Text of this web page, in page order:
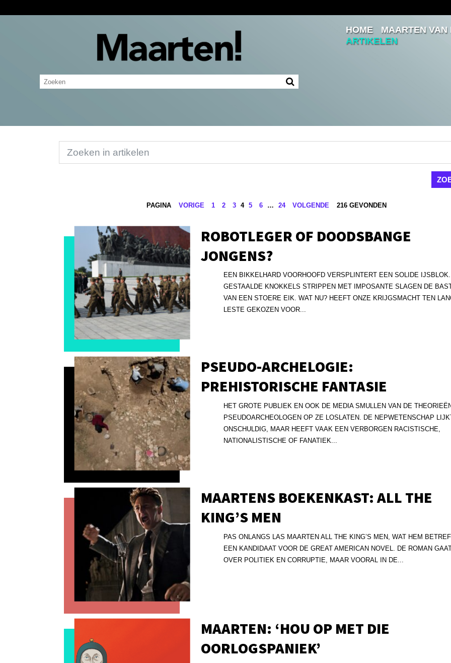
INLOGGENHOME MAARTEN VAN
ARTIKELEN
PAGINA VORIGE 1 2 3 4 5 6 … 24 VOLGENDE 216 GEVONDEN
ROBOTLEGER OF DOODSBANGE
JONGENS?
EEN BIKKELHARD VOORHOOFD VERSPLINTERT EEN SOLIDE IJSBLOK.
GESTAALDE KNOKKELS STRIPPEN MET IMPOSANTE SLAGEN DE
VAN EEN STOERE EIK. WAT NU? HEEFT ONZE KRIJGSMACHT TEN
LESTE GEKOZEN VOOR...
PSEUDO-ARCHELOGIE:
PREHISTORISCHE FANTASIE
HET GROTE PUBLIEK EN OOK DE MEDIA SMULLEN VAN DE
PSEUDOARCHEOLOGEN OP ZE LOSLATEN. DE NEPWETENSCHAP
ONSCHULDIG, MAAR HEEFT VAAK EEN VERBORGEN RACISTISCHE,
NATIONALISTISCHE OF FANATIEK...
MAARTENS BOEKENKAST: ALL THE
KING’S MEN
PAS ONLANGS LAS MAARTEN ALL THE KING’S MEN, WAT HEM
EEN KANDIDAAT VOOR DE GREAT AMERICAN NOVEL. DE ROMAN
OVER POLITIEK EN CORRUPTIE, MAAR VOORAL IN DE...
MAARTEN: ‘HOU OP MET DIE
OORLOGSPANIEK’